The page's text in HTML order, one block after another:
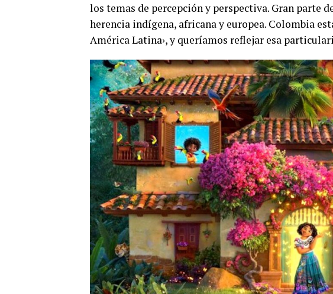
los temas de percepción y perspectiva. Gran parte
herencia indígena, africana y europea. Colombia
América Latina›, y queríamos reflejar esa